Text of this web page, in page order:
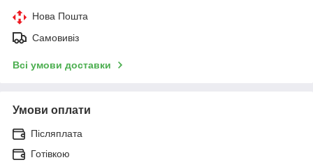
Нова Пошта
Самовивіз
Всі умови доставки
Умови оплати
Післяплата
Готівкою